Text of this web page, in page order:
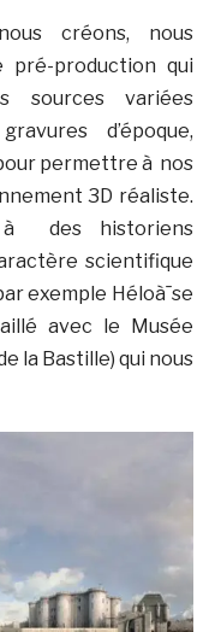
créons, nous
pré-production qui
sources variées
d’époque,
permettre à nos
3D réaliste.
à des historiens
scientifique
exemple Héloà¯se
avec le Musée
la Bastille) qui nous